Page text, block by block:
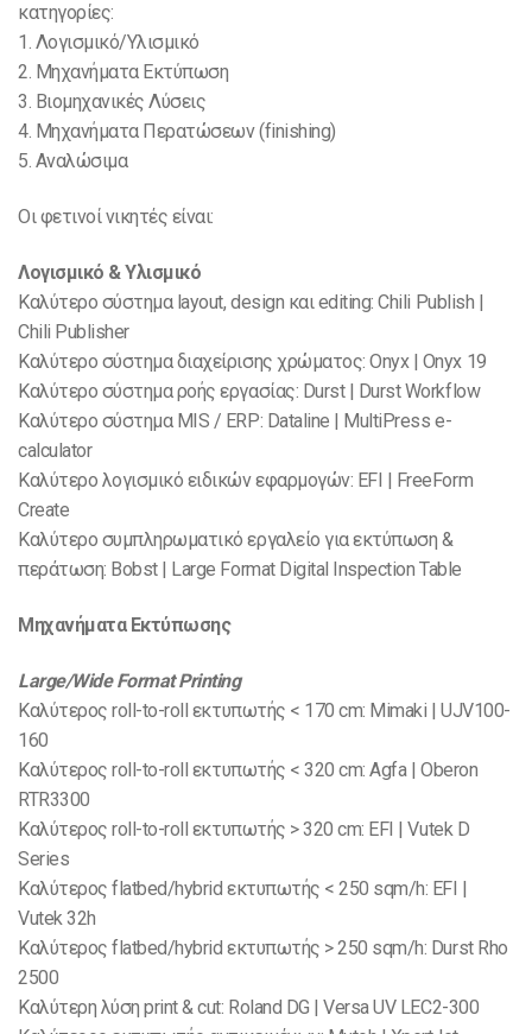
κατηγορίες:
1. Λογισμικό/Υλισμικό
2. Μηχανήματα Εκτύπωση
3. Βιομηχανικές Λύσεις
4. Μηχανήματα Περατώσεων (finishing)
5. Αναλώσιμα
Οι φετινοί νικητές είναι:
Λογισμικό & Υλισμικό
Καλύτερο σύστημα layout, design και editing: Chili Publish |
Chili Publisher
Καλύτερο σύστημα διαχείρισης χρώματος: Onyx | Onyx 19
Καλύτερο σύστημα ροής εργασίας: Durst | Durst Workflow
Καλύτερο σύστημα MIS / ERP: Dataline | MultiPress e-
calculator
Καλύτερο λογισμικό ειδικών εφαρμογών: EFI | FreeForm
Create
Καλύτερο συμπληρωματικό εργαλείο για εκτύπωση &
περάτωση: Bobst | Large Format Digital Inspection Table
Μηχανήματα Εκτύπωσης
Large/Wide Format Printing
Καλύτερος roll-to-roll εκτυπωτής < 170 cm: Mimaki | UJV100-
160
Καλύτερος roll-to-roll εκτυπωτής < 320 cm: Agfa | Oberon
RTR3300
Καλύτερος roll-to-roll εκτυπωτής > 320 cm: EFI | Vutek D
Series
Καλύτερος flatbed/hybrid εκτυπωτής < 250 sqm/h: EFI |
Vutek 32h
Καλύτερος flatbed/hybrid εκτυπωτής > 250 sqm/h: Durst Rho
2500
Καλύτερη λύση print & cut: Roland DG | Versa UV LEC2-300